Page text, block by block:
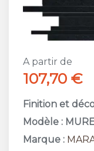
A partir de
107,70 €
Finition et
Modèle :
Marque :